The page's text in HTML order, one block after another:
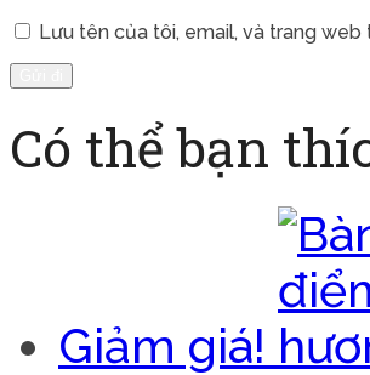
Lưu tên của tôi, email, và trang
Có thể bạn
Giảm giá!